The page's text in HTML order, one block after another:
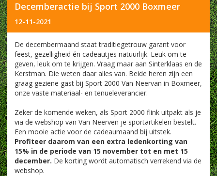
Decemberactie bij Sport 2000 Boxmeer
12-11-2021
De decembermaand staat traditiegetrouw garant voor
feest, gezelligheid én cadeautjes natuurlijk. Leuk om te
geven, leuk om te krijgen. Vraag maar aan Sinterklaas en de
Kerstman. Die weten daar alles van. Beide heren zijn een
graag geziene gast bij Sport 2000 Van Neervan in Boxmeer,
onze vaste materiaal- en tenueleverancier.
Zeker de komende weken, als Sport 2000 flink uitpakt als je
via de webshop van Van Neerven je sportartikelen bestelt.
Een mooie actie voor de cadeaumaand bij uitstek.
Profiteer daarom van een extra ledenkorting van
15% in de periode van 15 november tot en met 15
december. De korting wordt automatisch verrekend via de
webshop.